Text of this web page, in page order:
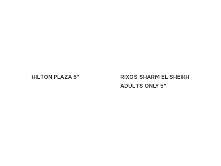
HILTON PLAZA 5*
RIXOS SHARM EL SHEIKH
ADULTS ONLY 5*